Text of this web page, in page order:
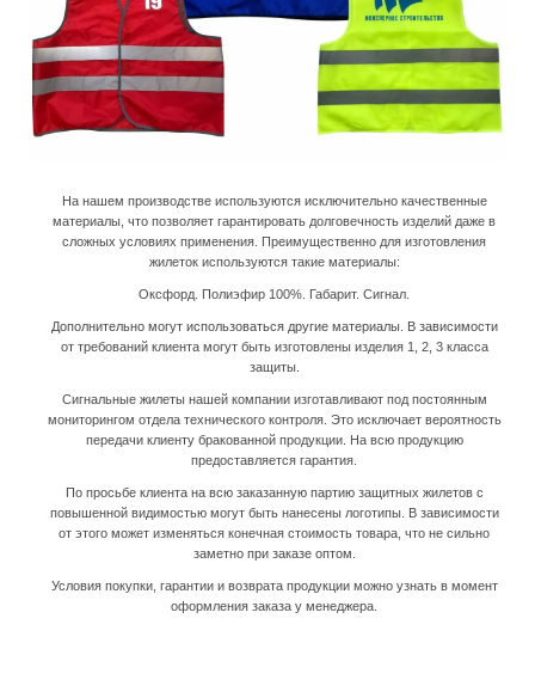
На нашем производстве используются исключительно качественные
материалы, что позволяет гарантировать долговечность изделий даже в
сложных условиях применения. Преимущественно для изготовления
жилеток используются такие материалы:
Оксфорд. Полиэфир 100%. Габарит. Сигнал.
Дополнительно могут использоваться другие материалы. В зависимости
от требований клиента могут быть изготовлены изделия 1, 2, 3 класса
защиты.
Сигнальные жилеты нашей компании изготавливают под постоянным
мониторингом отдела технического контроля. Это исключает вероятность
передачи клиенту бракованной продукции. На всю продукцию
предоставляется гарантия.
По просьбе клиента на всю заказанную партию защитных жилетов с
повышенной видимостью могут быть нанесены логотипы. В зависимости
от этого может изменяться конечная стоимость товара, что не сильно
заметно при заказе оптом.
Условия покупки, гарантии и возврата продукции можно узнать в момент
оформления заказа у менеджера.